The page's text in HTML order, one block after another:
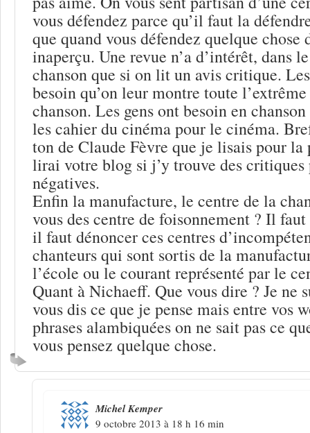
vous défendez parce qu’il faut la
que quand vous défendez quelque chose
inaperçu. Une revue n’a d’intérêt, dans
chanson que si on lit un avis critique. Les
besoin qu’on leur montre toute
chanson. Les gens ont besoin en
les cahier du cinéma pour le cinéma.
ton de Claude Fèvre que je lisais pour
lirai votre blog si j’y trouve des critiques
négatives.
Enfin la manufacture, le centre de la
vous des centre de foisonnement ? Il
il faut dénoncer ces centres
chanteurs qui sont sortis de la
l’école ou le courant représenté par le
Quant à Nichaeff. Que vous dire ? Je ne
vous dis ce que je pense mais entre vos
phrases alambiquées on ne sait pas ce
vous pensez quelque chose.
Michel Kemper
9 octobre 2013 à 18 h 16 min